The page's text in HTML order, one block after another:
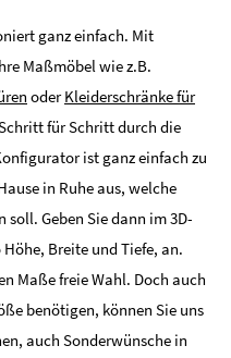
ganz einfach. Mit
Maßmöbel wie z.B.
oderKleiderschränke für
für Schritt durch die
ist ganz einfach zu
in Ruhe aus, welche
soll. Geben Sie dann im 3D-
Breite und Tiefe, an.
Maße freie Wahl. Doch auch
benötigen, können Sie uns
auch Sonderwünsche in